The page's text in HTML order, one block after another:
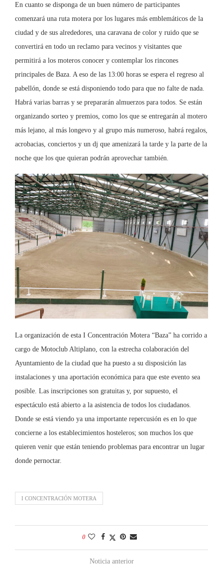
En cuanto se disponga de un buen número de participantes
comenzará una ruta motera por los lugares más emblemáticos de la
ciudad y de sus alrededores, una caravana de color y ruido que se
convertirá en todo un reclamo para vecinos y visitantes que
permitirá a los moteros conocer y contemplar los rincones
principales de Baza. A eso de las 13:00 horas se espera el regreso al
pabellón, donde se está disponiendo todo para que no falte de nada.
Habrá varias barras y se prepararán almuerzos para todos. Se están
organizando sorteo y premios, como los que se entregarán al motero
más lejano, al más longevo y al grupo más numeroso, habrá regalos,
acrobacias, conciertos y un dj que amenizará la tarde y la parte de la
noche que los que quieran podrán aprovechar también.
La organización de esta I Concentración Motera “Baza” ha corrido a
cargo de Motoclub Altiplano, con la estrecha colaboración del
Ayuntamiento de la ciudad que ha puesto a su disposición las
instalaciones y una aportación económica para que este evento sea
posible. Las inscripciones son gratuitas y, por supuesto, el
espectáculo está abierto a la asistencia de todos los ciudadanos.
Donde se está viendo ya una importante repercusión es en lo que
concierne a los establecimientos hosteleros; son muchos los que
quieren venir que están teniendo problemas para encontrar un lugar
donde pernoctar.
I CONCENTRACIÓN MOTERA
0
Noticia anterior